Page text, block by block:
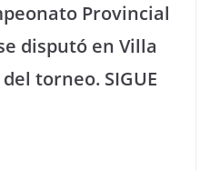
Provincial
disputó en Villa
torneo. SIGUE